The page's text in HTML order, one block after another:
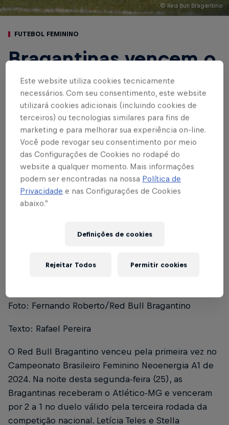
© Red Bull Bragantino
FUTEBOL FEMININO
Bragantinas vencem o
Atlético-MG por 2 a 1
e sobem na tabela do
Brasileirão Feminino
Neoenergia A1
Escrito por Rafael Pereira
3 min de leitura
Published on25.03.2024 · 18:47 UTC
Foto: Fernando Roberto/Red Bull Bragantino
Texto: Rafael Pereira
O Red Bull Bragantino venceu pela primeira vez no
Campeonato Brasileiro Feminino Neoenergia A1 de
2024. Na noite desta segunda-feira (25), as
Bragantinas receberam o Atlético-MG e venceram
por 2 a 1 no duelo válido pela terceira rodada da
competição nacional. Letícia Teles e Stella
Este website utiliza cookies tecnicamente
necessários. Com seu consentimento, este website
utilizará cookies adicionais (incluindo cookies de
terceiros) ou tecnologias similares para fins de
marketing e para melhorar sua experiência on-line.
Você pode revogar seu consentimento por meio
das Configurações de Cookies no rodapé do
website a qualquer momento. Mais informações
podem ser encontradas na nossa Política de
Privacidade e nas Configurações de Cookies
abaixo.”
Definições de cookies
Rejeitar Todos Permitir cookies